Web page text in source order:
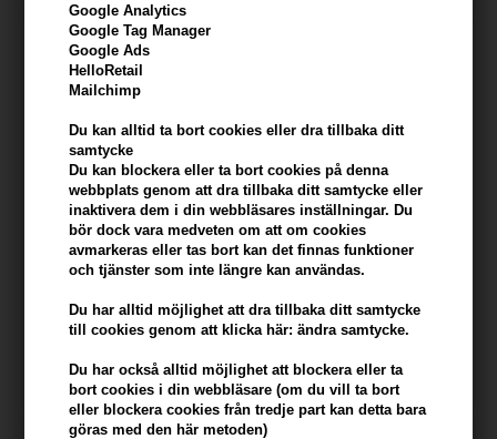
Google Analytics
Google Tag Manager
Google Ads
HelloRetail
Mailchimp
Du kan alltid ta bort cookies eller dra tillbaka ditt
samtycke
Du kan blockera eller ta bort cookies på denna
webbplats genom att dra tillbaka ditt samtycke eller
inaktivera dem i din webbläsares inställningar. Du
bör dock vara medveten om att om cookies
avmarkeras eller tas bort kan det finnas funktioner
och tjänster som inte längre kan användas.
Du har alltid möjlighet att dra tillbaka ditt samtycke
till cookies genom att klicka här: ändra samtycke.
Du har också alltid möjlighet att blockera eller ta
bort cookies i din webbläsare (om du vill ta bort
eller blockera cookies från tredje part kan detta bara
göras med den här metoden)
Paul Mitchell Tea Tree Lemon
Sage Thickening Shampoo
300 ml
389,00 SEK
Paul Mitchell Tea Tree
Lavender Mint Shampoo 300
ml
389,00 SEK